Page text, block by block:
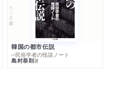
ちくま文庫
韓国の都市伝説
─民俗学者の怪談ノート
島村恭則著